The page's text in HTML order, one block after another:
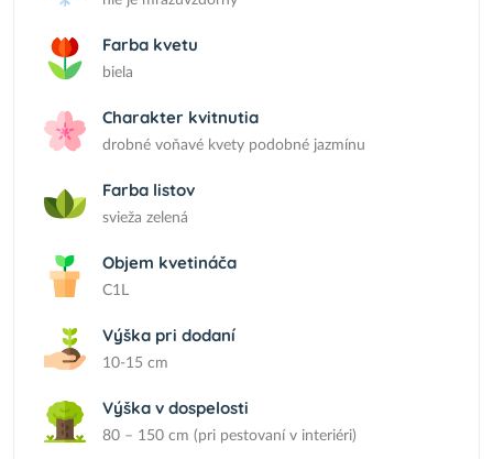
Farba kvetu
biela
Charakter kvitnutia
drobné voňavé kvety podobné jazmínu
Farba listov
svieža zelená
Objem kvetináča
C1L
Výška pri dodaní
10-15 cm
Výška v dospelosti
80 – 150 cm (pri pestovaní v interiéri)